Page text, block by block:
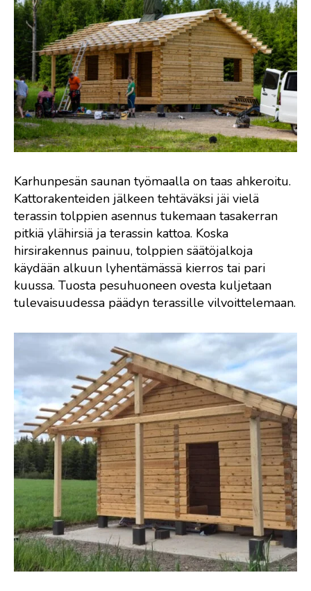
Karhunpesän saunan työmaalla on taas ahkeroitu.
Kattorakenteiden jälkeen tehtäväksi jäi vielä
terassin tolppien asennus tukemaan tasakerran
pitkiä ylähirsiä ja terassin kattoa. Koska
hirsirakennus painuu, tolppien säätöjalkoja
käydään alkuun lyhentämässä kierros tai pari
kuussa. Tuosta pesuhuoneen ovesta kuljetaan
tulevaisuudessa päädyn terassille vilvoittelemaan.